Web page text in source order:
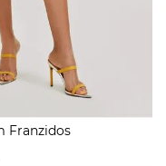
Franzidos